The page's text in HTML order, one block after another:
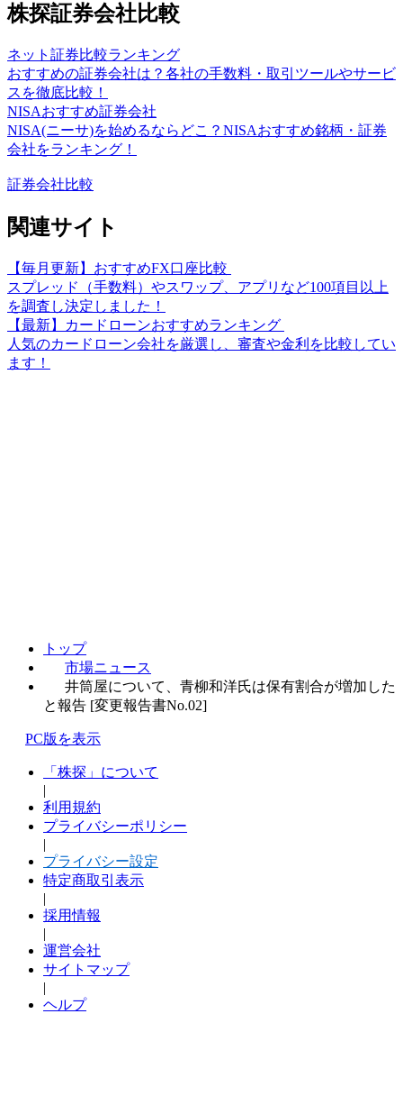
株探証券会社比較
ネット証券比較ランキング
おすすめの証券会社は？各社の手数料・取引ツールやサービ
スを徹底比較！
NISAおすすめ証券会社
NISA(ニーサ)を始めるならどこ？NISAおすすめ銘柄・証券
会社をランキング！
証券会社比較
関連サイト
【毎月更新】おすすめFX口座比較
スプレッド（手数料）やスワップ、アプリなど100項目以上
を調査し決定しました！
【最新】カードローンおすすめランキング
人気のカードローン会社を厳選し、審査や金利を比較してい
ます！
トップ
市場ニュース
井筒屋について、青柳和洋氏は保有割合が増加した
と報告 [変更報告書No.02]
PC版を表示
「株探」について
|
利用規約
プライバシーポリシー
|
プライバシー設定
特定商取引表示
|
採用情報
|
運営会社
サイトマップ
|
ヘルプ